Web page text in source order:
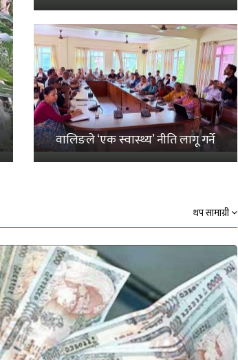
वालिङले ‘एक स्वास्थ्य’ नीति लागू गर्ने
थप सामाग्री